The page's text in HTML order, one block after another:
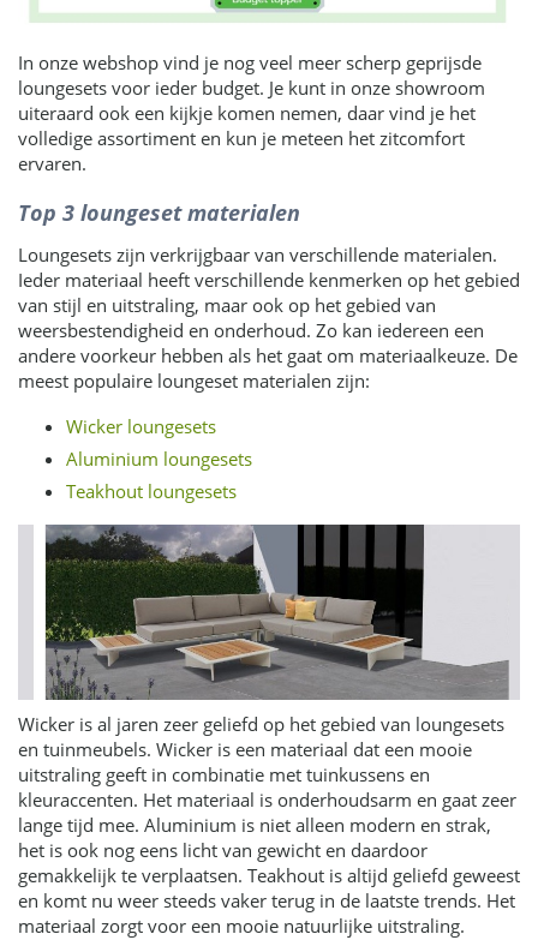
In onze webshop vind je nog veel meer scherp geprijsde
loungesets voor ieder budget. Je kunt in onze showroom
uiteraard ook een kijkje komen nemen, daar vind je het
volledige assortiment en kun je meteen het zitcomfort
ervaren.
Top 3 loungeset materialen
Loungesets zijn verkrijgbaar van verschillende materialen.
Ieder materiaal heeft verschillende kenmerken op het gebied
van stijl en uitstraling, maar ook op het gebied van
weersbestendigheid en onderhoud. Zo kan iedereen een
andere voorkeur hebben als het gaat om materiaalkeuze. De
meest populaire loungeset materialen zijn:
Wicker loungesets
Aluminium loungesets
Teakhout loungesets
Wicker is al jaren zeer geliefd op het gebied van loungesets
en tuinmeubels. Wicker is een materiaal dat een mooie
uitstraling geeft in combinatie met tuinkussens en
kleuraccenten. Het materiaal is onderhoudsarm en gaat zeer
lange tijd mee. Aluminium is niet alleen modern en strak,
het is ook nog eens licht van gewicht en daardoor
gemakkelijk te verplaatsen. Teakhout is altijd geliefd geweest
en komt nu weer steeds vaker terug in de laatste trends. Het
materiaal zorgt voor een mooie natuurlijke uitstraling.